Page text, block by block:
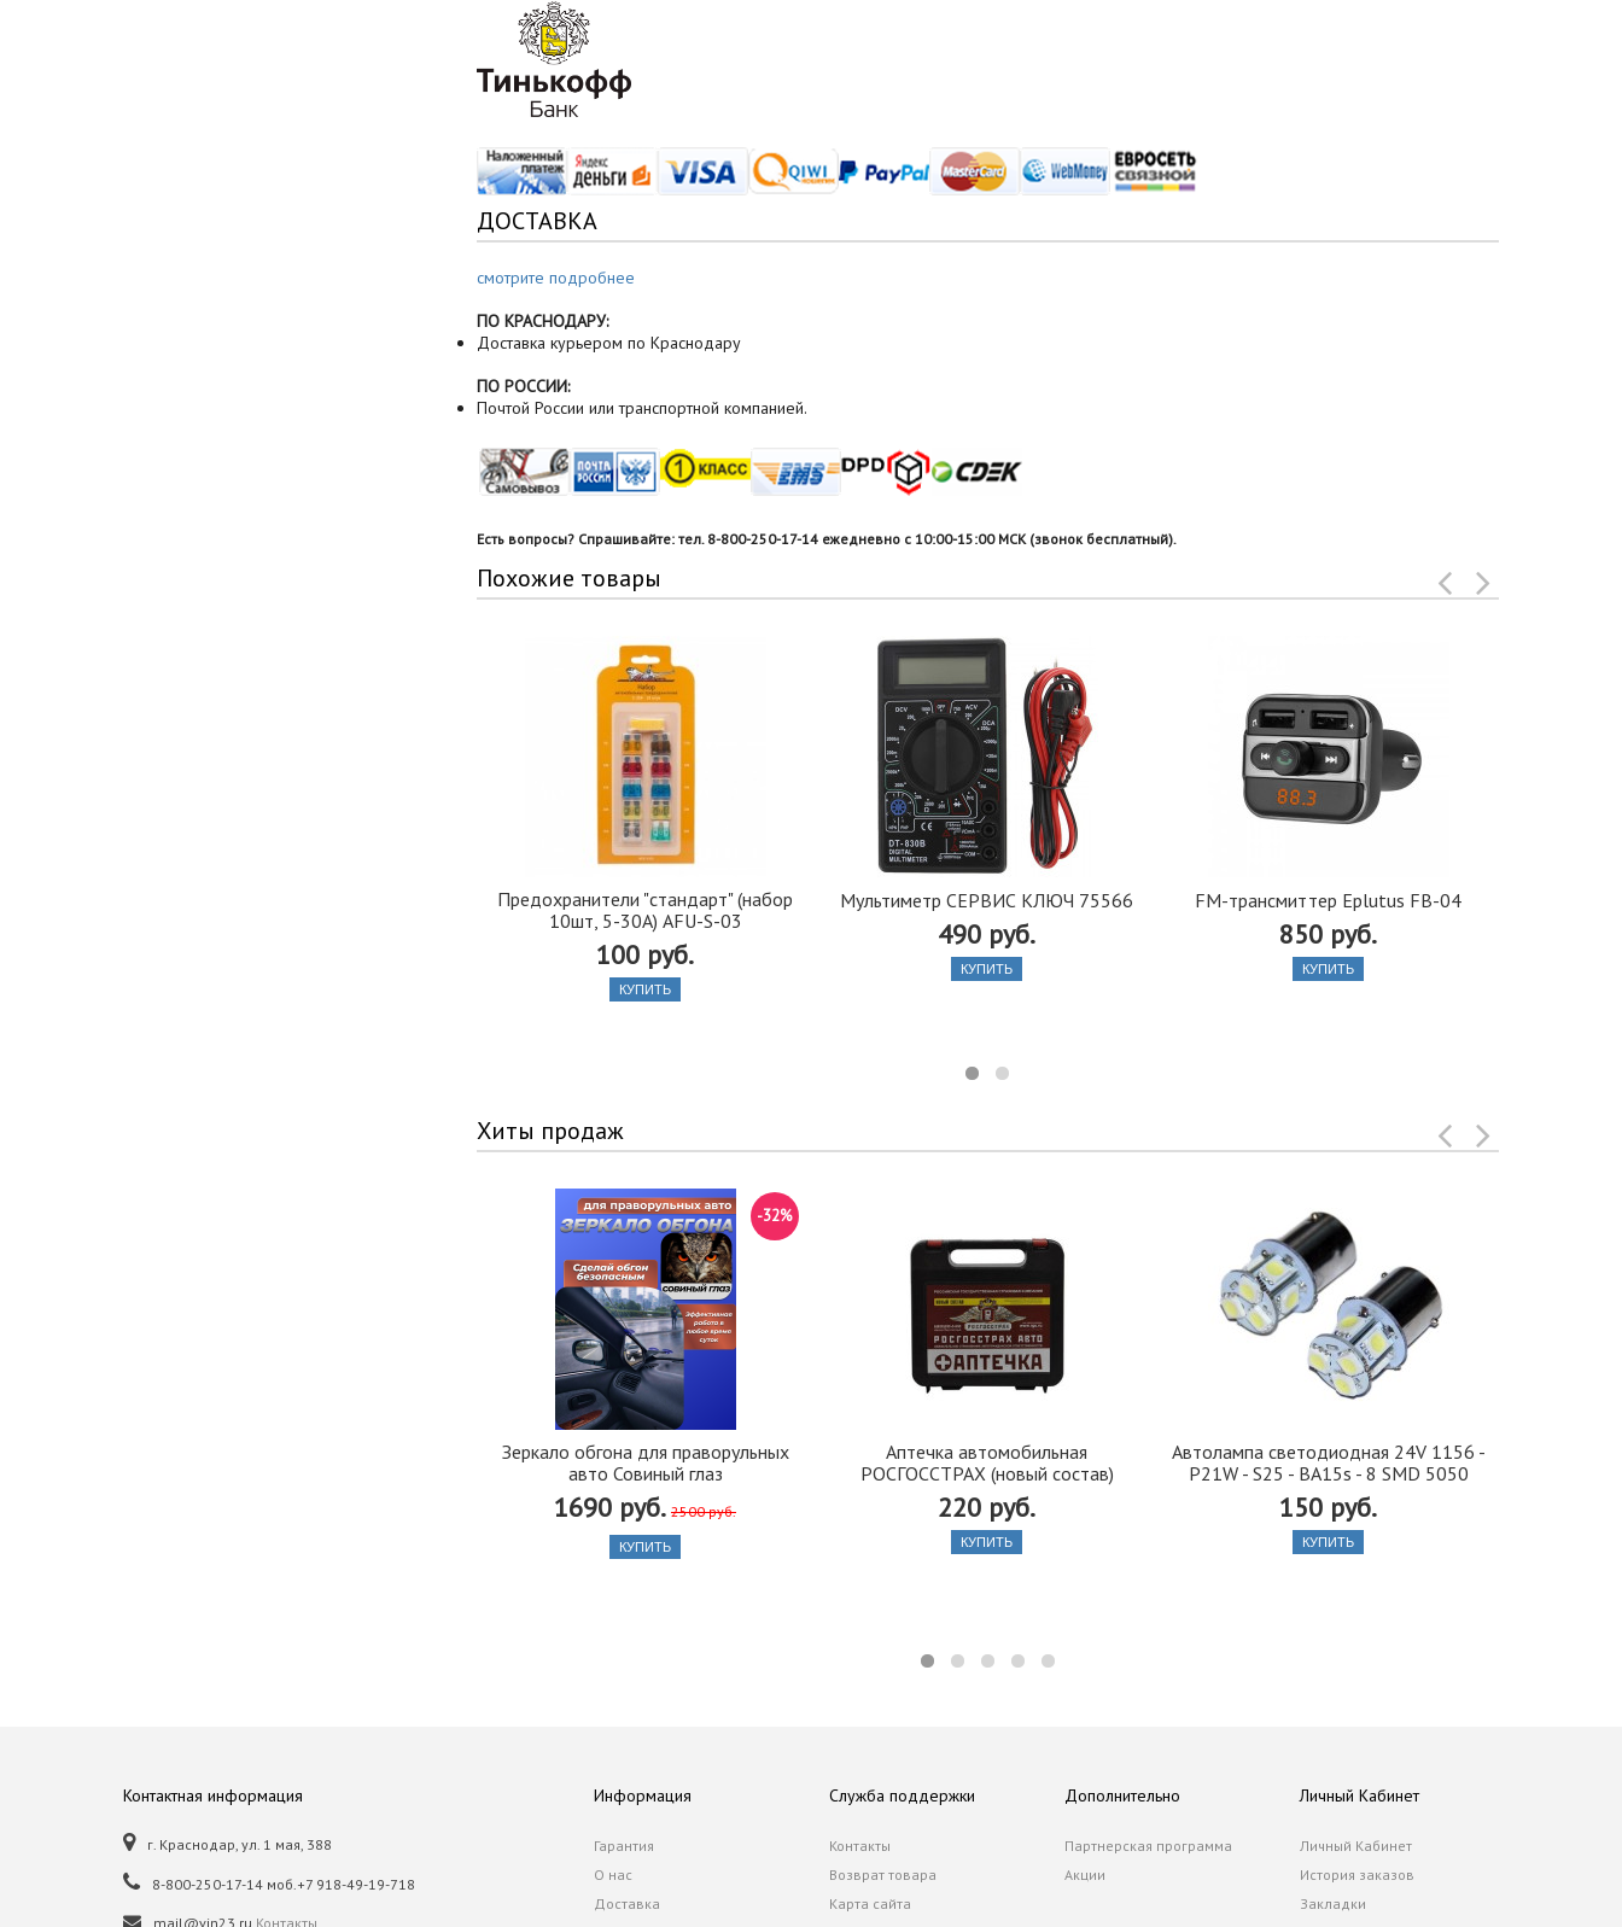
ДОСТАВКА
смотрите подробнее
ПО КРАСНОДАРУ:
Доставка курьером по Краснодару
ПО РОССИИ:
Почтой России или транспортной компанией.
Есть вопросы? Спрашивайте: тел. 8-800-250-17-14 ежедневно с 10:00-15:00 МСК (звонок бесплатный).
Похожие товары
Предохранители "стандарт" (набор
10шт, 5-30А) AFU-S-03
100 руб.
КУПИТЬ
Мультиметр СЕРВИС КЛЮЧ 75566
490 руб.
КУПИТЬ
FM-трансмиттер Eplutus FB-04
850 руб.
КУПИТЬ
Хиты продаж
Зеркало обгона для праворульных
авто Совиный глаз
1690 руб. 2500 руб.
-32%
КУПИТЬ
Аптечка автомобильная
РОСГОССТРАХ (новый состав)
220 руб.
КУПИТЬ
Автолампа cветодиодная 24V 1156 -
P21W - S25 - BA15s - 8 SMD 5050
150 руб.
КУПИТЬ
Контактная информация
г. Краснодар, ул. 1 мая, 388
8-800-250-17-14 моб.+7 918-49-19-718
mail@vin23.ru Контакты
Информация
Гарантия
О нас
Доставка
Служба поддержки
Контакты
Возврат товара
Карта сайта
Дополнительно
Партнерская программа
Акции
Личный Кабинет
Личный Кабинет
История заказов
Закладки